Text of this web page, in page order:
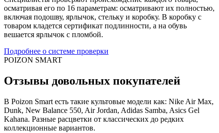
осматривая его по 16 параметрам: осматривают их полностью,
включая подошву, ярлычок, стельку и коробку. В коробку с
товаром кладется сертификат подлинности, а на обувь
вешается ярлычок с пломбой.
Подробнее о системе проверки
POIZON SMART
Отзывы довольных покупателей
В Poizon Smart есть такие культовые модели как: Nike Air Max,
Dunk, New Balance 550, Air Jordan, Adidas Samba, Asics Gel
Kahana. Разные расцветки от классических до редких
коллекционные вариантов.